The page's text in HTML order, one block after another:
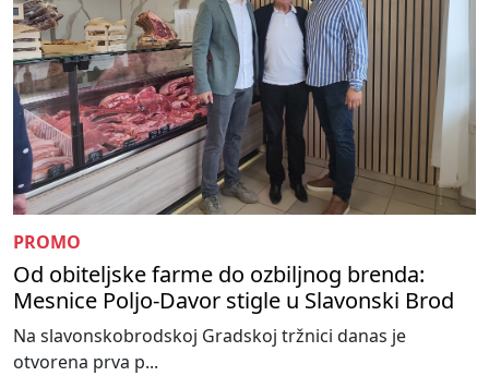
PROMO
Od obiteljske farme do ozbiljnog brenda:
Mesnice Poljo-Davor stigle u Slavonski Brod
Na slavonskobrodskoj Gradskoj tržnici danas je
otvorena prva p...